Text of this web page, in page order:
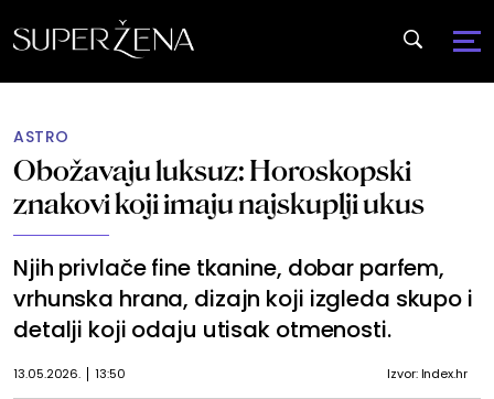
ASTRO
Obožavaju luksuz: Horoskopski
znakovi koji imaju najskuplji ukus
Njih privlače fine tkanine, dobar parfem,
vrhunska hrana, dizajn koji izgleda skupo i
detalji koji odaju utisak otmenosti.
13.05.2026. 13:50 Izvor: Index.hr